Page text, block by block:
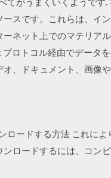
スです。これらは、イ
ネット上でのマテリア
ロトコル経由でデータ
、ドキュメント、画像
ードする方法 これによ
ロードするには、コン